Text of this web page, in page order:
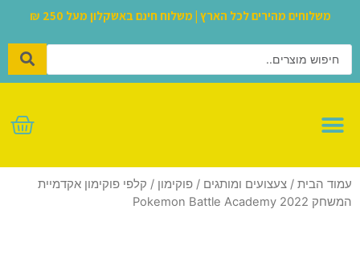
משלוחים מהירים לכל הארץ | משלוח חינם באשקלון מעל 250 ₪
עמוד הבית / צעצועים ומותגים / פוקימון / קלפי פוקימון אקדמיית
המשחק 2022 Pokemon Battle Academy